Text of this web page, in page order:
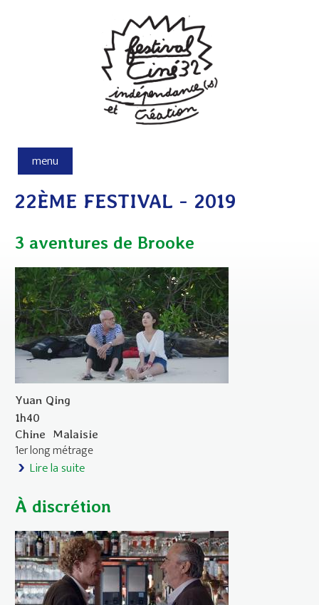
menu
22ÈME FESTIVAL - 2019
3 aventures de Brooke
Yuan Qing
1h40
Chine Malaisie
1er long métrage
Lire la suite
À discrétion